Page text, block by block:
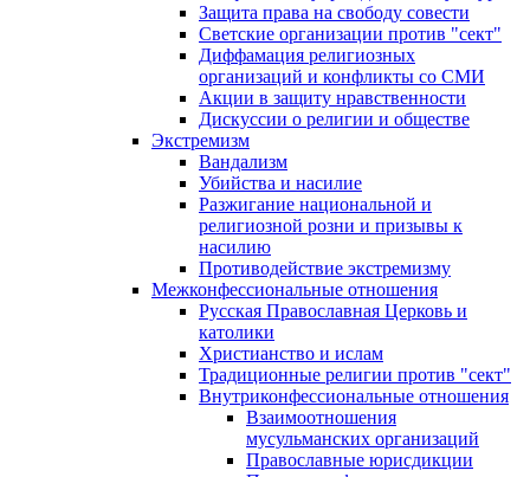
Защита права на свободу совести
Светские организации против "сект"
Диффамация религиозных
организаций и конфликты со СМИ
Акции в защиту нравственности
Дискуссии о религии и обществе
Экстремизм
Вандализм
Убийства и насилие
Разжигание национальной и
религиозной розни и призывы к
насилию
Противодействие экстремизму
Межконфессиональные отношения
Русская Православная Церковь и
католики
Христианство и ислам
Традиционные религии против "сект"
Внутриконфессиональные отношения
Взаимоотношения
мусульманских организаций
Православные юрисдикции